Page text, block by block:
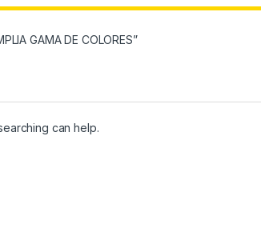
GAMA DE COLORES”
can help.